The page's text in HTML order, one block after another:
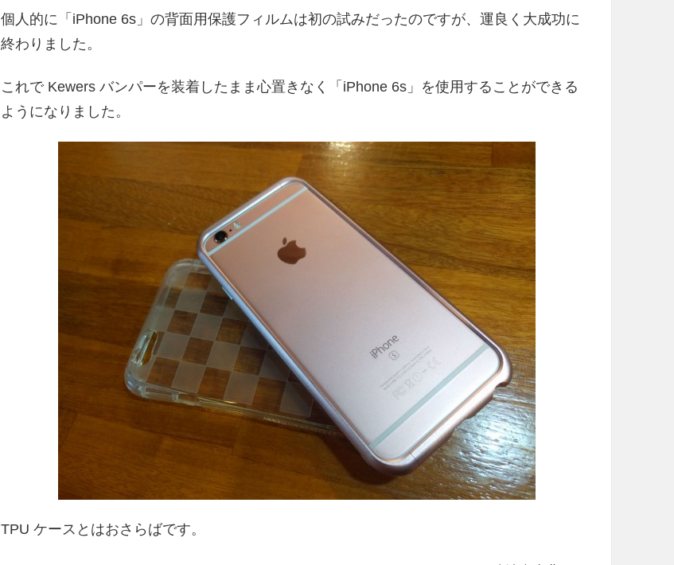
個人的に「iPhone 6s」の背面用保護フィルムは初の試みだったのですが、運良く大成功に
終わりました。
これで Kewers バンパーを装着したまま心置きなく「iPhone 6s」を使用することができる
ようになりました。
TPU ケースとはおさらばです。